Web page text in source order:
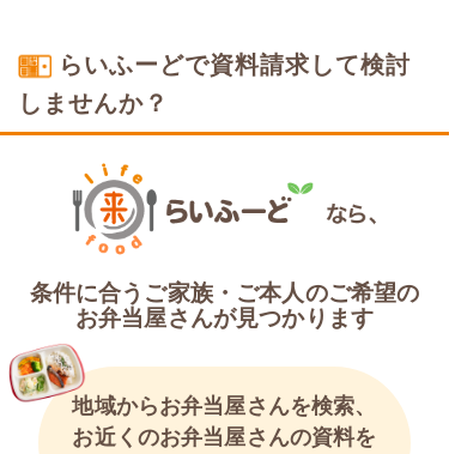
らいふーどで資料請求して検討
しませんか？
条件に合うご家族・ご本人のご希望の
お弁当屋さんが見つかります
地域からお弁当屋さんを検索、
お近くのお弁当屋さんの資料を